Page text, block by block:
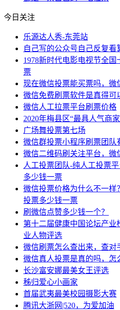
今日关注
乐源达人秀-东莞站
自己写的公众号自己反复看
1978新时代电影电视节全
票
现在微信投票能买票吗，微
微信免费刷票软件是真得可
微信人工拉票平台刷票价格
2020年梅县区“最具人气商
广场舞投票第七场
微信群投票小程序刷票团队
微信二维码刷关注平台，
人工投票团队-纯人工投票
多少钱一票
微信投票价格为什么不一
投票多少钱一票
刷微信点赞多少钱一个？
第十二届健康中国论坛产
业人物评选
微信刷票怎么查出来，查对
微信真人投票是真的吗，怎
长沙富安娜最美女王评选
秭归爱心小画家
首届武夷最美校园摄影大赛
腾讯大浙网|520，为爱加油